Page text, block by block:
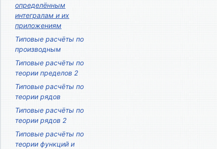
определённым
интегралам и их
приложениям
Типовые расчёты по
производным
Типовые расчёты по
теории пределов 2
Типовые расчёты по
теории рядов
Типовые расчёты по
теории рядов 2
Типовые расчёты по
теории функций и